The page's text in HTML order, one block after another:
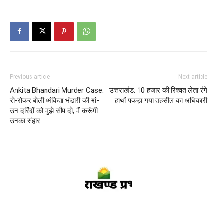
Previous article
Ankita Bhandari Murder Case:
रो-रोकर बोली अंकिता भंडारी की मां-
उन दरिंदों को मुझे सौंप दो, मैं करूंगी
उनका संहार
Next article
उत्तराखंड: 10 हजार की रिश्वत लेता रंगे
हाथों पकड़ा गया तहसील का अधिकारी